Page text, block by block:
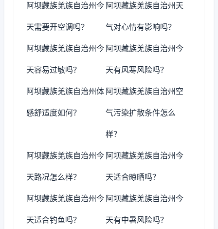
阿坝藏族羌族自治州今
天需要开空调吗？
阿坝藏族羌族自治州天
气对心情有影响吗？
阿坝藏族羌族自治州今
天容易过敏吗？
阿坝藏族羌族自治州今
天有风寒风险吗？
阿坝藏族羌族自治州体
感舒适度如何？
阿坝藏族羌族自治州空
气污染扩散条件怎么
样？
阿坝藏族羌族自治州今
天路况怎么样？
阿坝藏族羌族自治州今
天适合晾晒吗？
阿坝藏族羌族自治州今
天适合钓鱼吗？
阿坝藏族羌族自治州今
天有中暑风险吗？